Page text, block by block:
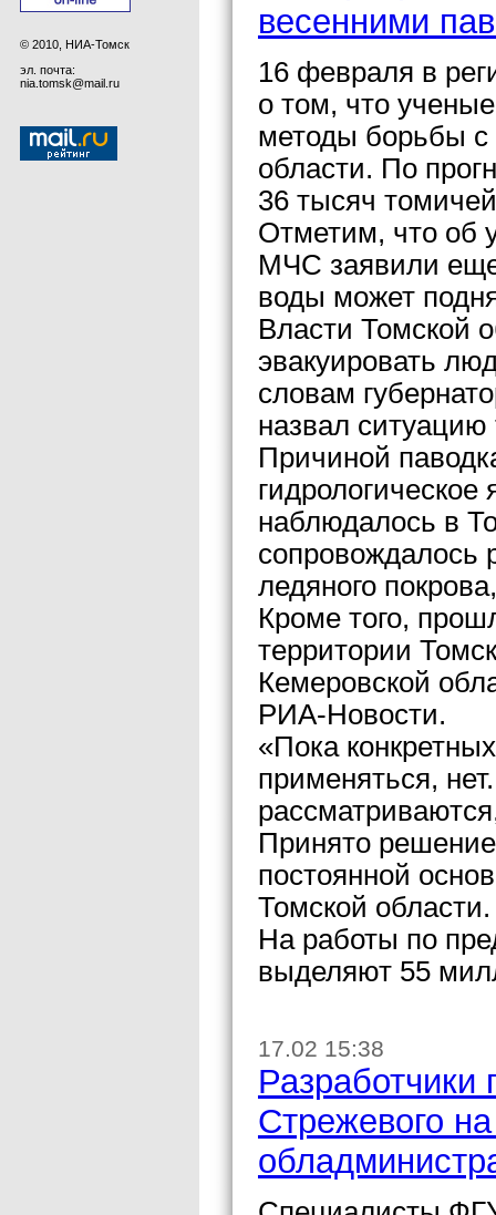
© 2010, НИА-Томск
эл. почта:
nia.tomsk@mail.ru
весенними
16 февраля в
о том, что
методы борьбы с
области. По
36 тысяч
Отметим, что об
МЧС заявили
воды может
Власти Томской
эвакуировать
словам
назвал
Причиной
наблюдалось в
сопровождалось
ледяного
Кроме того,
территории
Кемеровской
РИА-Новости.
«Пока
применяться,
Принято
постоянной
Томской области.
На работы по
выделяют 55
17.02 15:38
Разработчики
Стрежевого